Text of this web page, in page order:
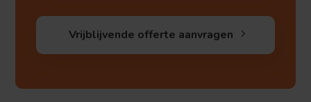
Vrijblijvende offerte aanvragen